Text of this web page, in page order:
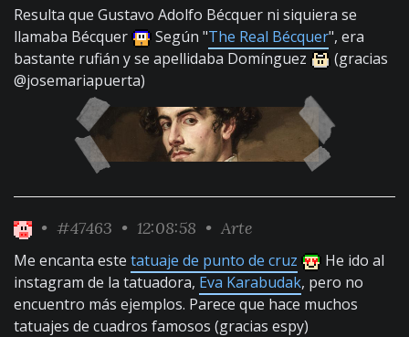
Resulta que Gustavo Adolfo Bécquer ni siquiera se
llamaba Bécquer
Según "The Real Bécquer", era
bastante rufián y se apellidaba Domínguez
(gracias
@josemariapuerta)
• #47463 • 12:08:58 • Arte
Me encanta este tatuaje de punto de cruz
He ido al
instagram de la tatuadora, Eva Karabudak, pero no
encuentro más ejemplos. Parece que hace muchos
tatuajes de cuadros famosos (gracias espy)